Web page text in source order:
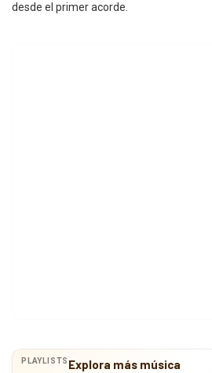
desde el primer acorde.
PLAYLISTS Explora más música